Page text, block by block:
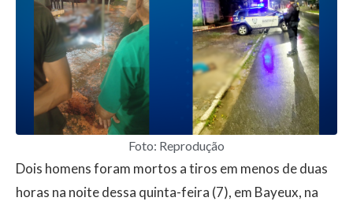
Foto: Reprodução
Dois homens foram mortos a tiros em menos de duas
horas na noite dessa quinta-feira (7), em Bayeux, na